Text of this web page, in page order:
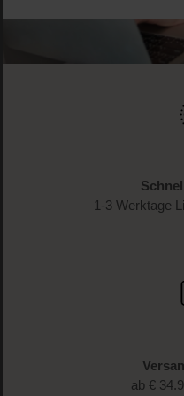
1-3 Werktage
ab €